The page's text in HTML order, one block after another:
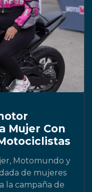
Mujer Con
Motomundo y
de mujeres
la campaña de